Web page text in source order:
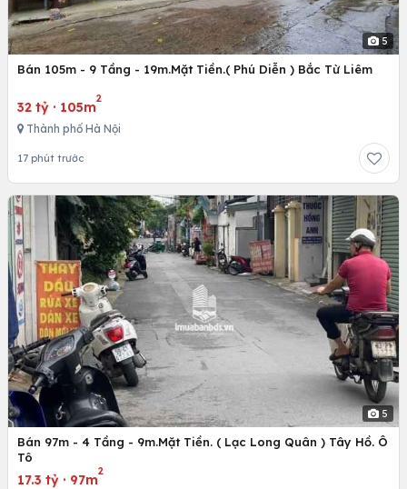
5
Bán 105m - 9 Tầng - 19m.Mặt Tiền.( Phú Diễn ) Bắc Từ Liêm
32 tỷ · 105m
2
Thành phố Hà Nội
17 phút trước
5
Bán 97m - 4 Tầng - 9m.Mặt Tiền. ( Lạc Long Quân ) Tây Hồ. Ô
Tô
17.3 tỷ · 97m
2